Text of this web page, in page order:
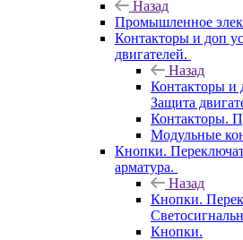
Назад
Промышленное
Контакторы и доп
двигателей.
Назад
Контакторы и
Защита
Контакторы.
Модульные
Кнопки.
арматура.
Назад
Кнопки.
Кнопки.